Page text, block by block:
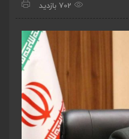
702 بازدید